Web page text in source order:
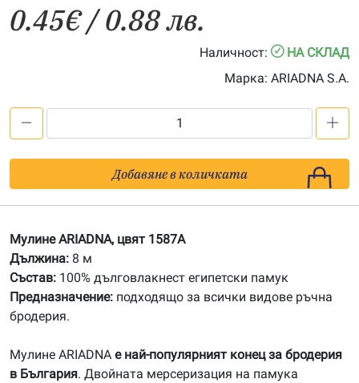
0.45€/ 0.88 лв.
Наличност:
НА СКЛАД
Марка: ARIADNA S.A.
Мулине
АRIADNA
Добавяне в количката
Мулине ARIADNA, цвят 1587A
Дължина: 8 м
Състав: 100% дълговлакнест египетски памук
Предназначение: подходящо за всички видове ръчна
бродерия.
Мулине ARIADNA е най-популярният конец за бродерия
в България. Двойната мерсеризация на памука